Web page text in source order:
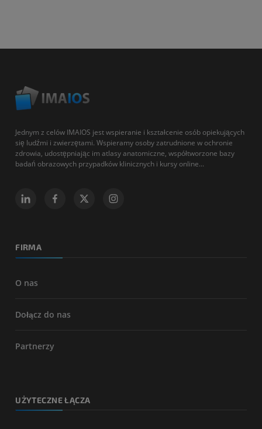
Jednym z celów IMAIOS jest wspieranie i kształcenie osób opiekujących
się ludźmi i zwierzętami. Wspieramy osoby zatrudnione w ochronie
zdrowia, udostępniając im atlasy anatomiczne, współtworzone bazy
badań obrazowych przypadków klinicznych i kursy online...
FIRMA
O nas
Dołącz do nas
Partnerzy
UŻYTECZNE ŁĄCZA